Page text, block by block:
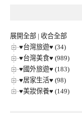
展開全部 | 收合全部
♥台灣旅遊♥ (34)
♥台灣美食♥ (989)
♥國外旅遊♥ (183)
♥居家生活♥ (98)
♥美妝保養♥ (149)